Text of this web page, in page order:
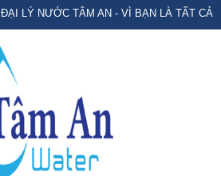
ĐẠI LÝ NƯỚC TÂM AN - VÌ BẠN LÀ TẤT CẢ